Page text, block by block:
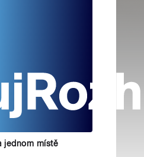
jednom místě